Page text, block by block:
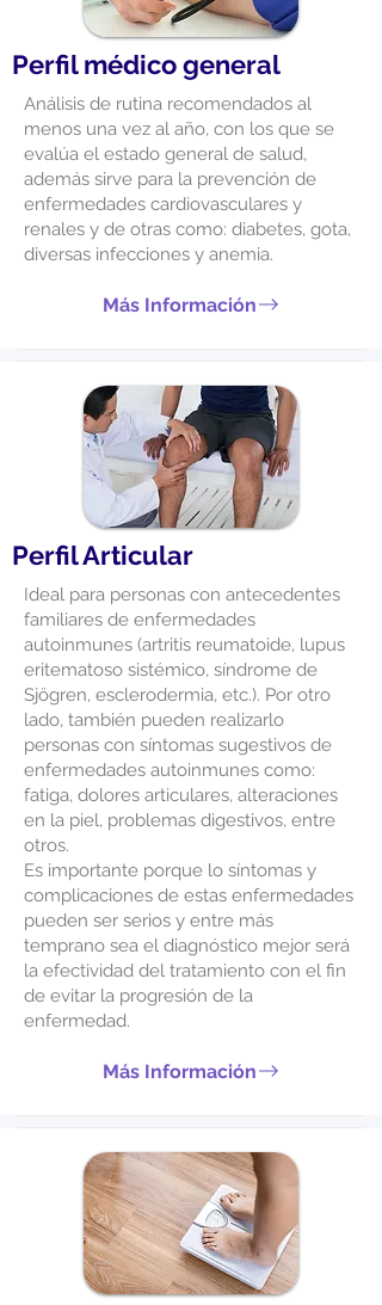
Perfil médico general
Análisis de rutina recomendados al
menos una vez al año, con los que se
evalúa el estado general de salud,
además sirve para la prevención de
enfermedades cardiovasculares y
renales y de otras como: diabetes, gota,
diversas infecciones y anemia.
Más Información
Perfil Articular
Ideal para personas con antecedentes
familiares de enfermedades
autoinmunes (artritis reumatoide, lupus
eritematoso sistémico, síndrome de
Sjögren, esclerodermia, etc.). Por otro
lado, también pueden realizarlo
personas con síntomas sugestivos de
enfermedades autoinmunes como:
fatiga, dolores articulares, alteraciones
en la piel, problemas digestivos, entre
otros.
Es importante porque lo síntomas y
complicaciones de estas enfermedades
pueden ser serios y entre más
temprano sea el diagnóstico mejor será
la efectividad del tratamiento con el fin
de evitar la progresión de la
enfermedad.
Más Información